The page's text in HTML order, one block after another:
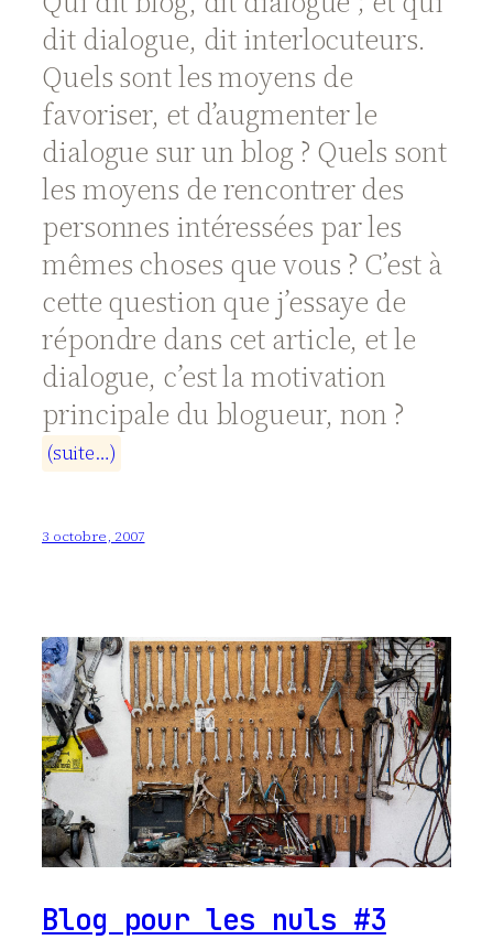
dit dialogue, dit interlocuteurs.
Quels sont les moyens de
favoriser, et d’augmenter le
dialogue sur un blog ? Quels sont
les moyens de rencontrer des
personnes intéressées par les
mêmes choses que vous ? C’est à
cette question que j’essaye de
répondre dans cet article, et le
dialogue, c’est la motivation
principale du blogueur, non ?
(suite…)
3 octobre, 2007
Blog pour les nuls #3